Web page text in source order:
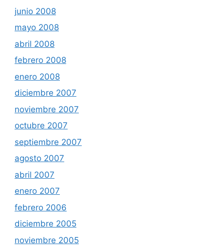
junio 2008
mayo 2008
abril 2008
febrero 2008
enero 2008
diciembre 2007
noviembre 2007
octubre 2007
septiembre 2007
agosto 2007
abril 2007
enero 2007
febrero 2006
diciembre 2005
noviembre 2005